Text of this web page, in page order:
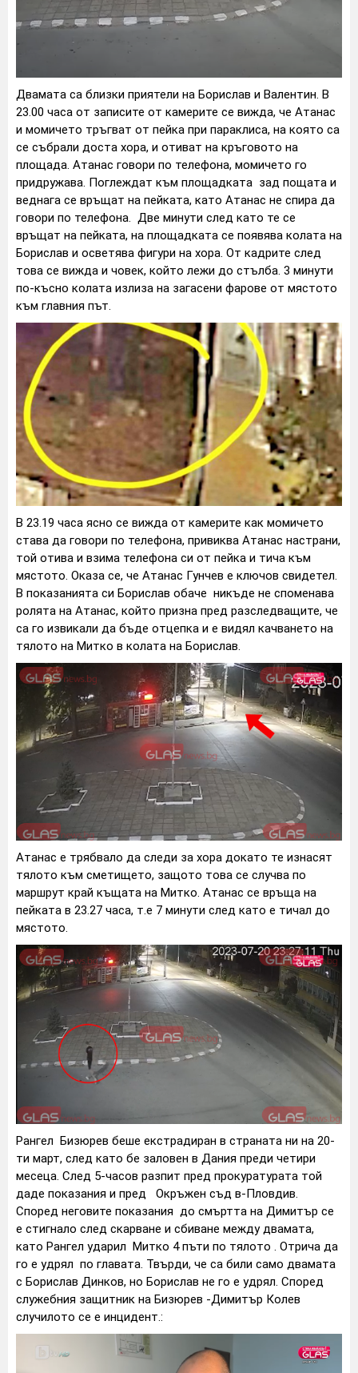
Двамата са близки приятели на Борислав и Валентин. В
23.00 часа от записите от камерите се вижда, че Атанас
и момичето тръгват от пейка при параклиса, на която са
се събрали доста хора, и отиват на кръговото на
площада. Атанас говори по телефона, момичето го
придружава. Поглеждат към площадката зад пощата и
веднага се връщат на пейката, като Атанас не спира да
говори по телефона. Две минути след като те се
връщат на пейката, на площадката се появява колата на
Борислав и осветява фигури на хора. От кадрите след
това се вижда и човек, който лежи до стълба. 3 минути
по-късно колата излиза на загасени фарове от мястото
към главния път.
В 23.19 часа ясно се вижда от камерите как момичето
става да говори по телефона, привиква Атанас настрани,
той отива и взима телефона си от пейка и тича към
мястото. Оказа се, че Атанас Гунчев е ключов свидетел.
В показанията си Борислав обаче никъде не споменава
ролята на Атанас, който призна пред разследващите, че
са го извикали да бъде отцепка и е видял качването на
тялото на Митко в колата на Борислав.
Атанас е трябвало да следи за хора докато те изнасят
тялото към сметището, защото това се случва по
маршрут край къщата на Митко. Атанас се връща на
пейката в 23.27 часа, т.е 7 минути след като е тичал до
мястото.
Рангел Бизюрев беше екстрадиран в страната ни на 20-
ти март, след като бе заловен в Дания преди четири
месеца. След 5-часов разпит пред прокуратурата той
даде показания и пред Окръжен съд в-Пловдив.
Според неговите показания до смъртта на Димитър се
е стигнало след скарване и сбиване между двамата,
като Рангел ударил Митко 4 пъти по тялото . Отрича да
го е удрял по главата. Твърди, че са били само двамата
с Борислав Динков, но Борислав не го е удрял. Според
служебния защитник на Бизюрев -Димитър Колев
случилото се е инцидент.: